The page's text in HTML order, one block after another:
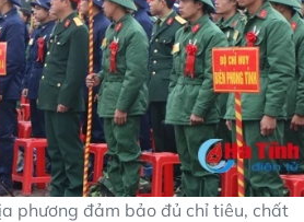
phương đảm bảo đủ chỉ tiêu, chất